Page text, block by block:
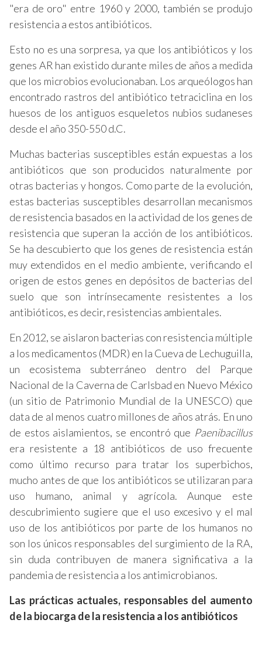
"era de oro" entre 1960 y 2000, también se produjo
resistencia a estos antibióticos.
Esto no es una sorpresa, ya que los antibióticos y los
genes AR han existido durante miles de años a medida
que los microbios evolucionaban. Los arqueólogos han
encontrado rastros del antibiótico tetraciclina en los
huesos de los antiguos esqueletos nubios sudaneses
desde el año 350-550 d.C.
Muchas bacterias susceptibles están expuestas a los
antibióticos que son producidos naturalmente por
otras bacterias y hongos. Como parte de la evolución,
estas bacterias susceptibles desarrollan mecanismos
de resistencia basados en la actividad de los genes de
resistencia que superan la acción de los antibióticos.
Se ha descubierto que los genes de resistencia están
muy extendidos en el medio ambiente, verificando el
origen de estos genes en depósitos de bacterias del
suelo que son intrínsecamente resistentes a los
antibióticos, es decir, resistencias ambientales.
En 2012, se aislaron bacterias con resistencia múltiple
a los medicamentos (MDR) en la Cueva de Lechuguilla,
un ecosistema subterráneo dentro del Parque
Nacional de la Caverna de Carlsbad en Nuevo México
(un sitio de Patrimonio Mundial de la UNESCO) que
data de al menos cuatro millones de años atrás. En uno
de estos aislamientos, se encontró que Paenibacillus
era resistente a 18 antibióticos de uso frecuente
como último recurso para tratar los superbichos,
mucho antes de que los antibióticos se utilizaran para
uso humano, animal y agrícola. Aunque este
descubrimiento sugiere que el uso excesivo y el mal
uso de los antibióticos por parte de los humanos no
son los únicos responsables del surgimiento de la RA,
sin duda contribuyen de manera significativa a la
pandemia de resistencia a los antimicrobianos.
Las prácticas actuales, responsables del aumento
de la biocarga de la resistencia a los antibióticos